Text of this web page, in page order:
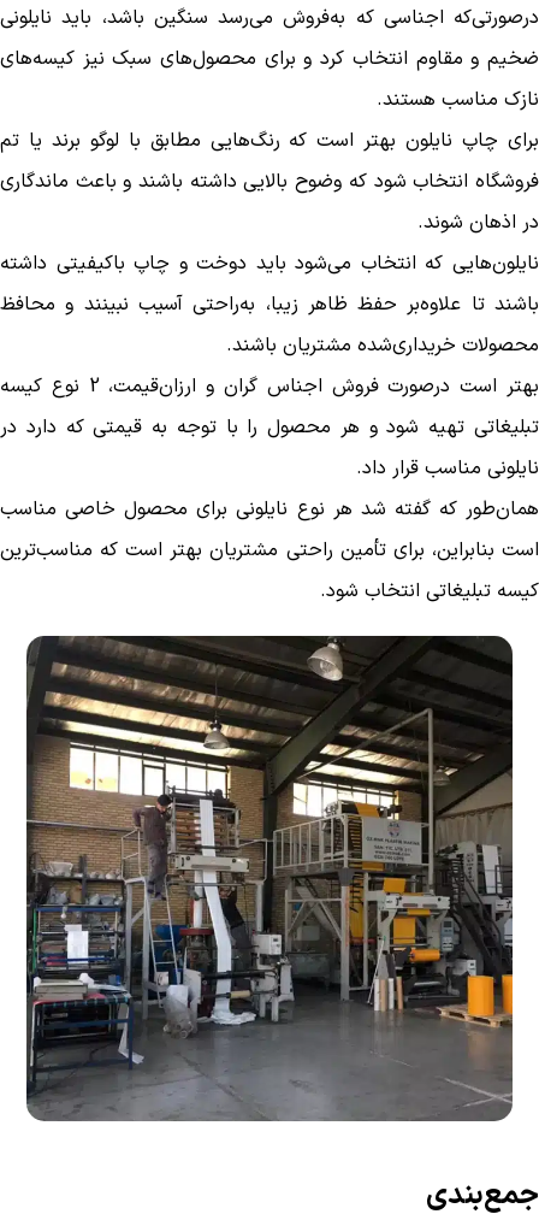
درصورتی‌که اجناسی که به‌فروش می‌رسد سنگین باشد، باید نایلونی
ضخیم و مقاوم انتخاب کرد و برای محصول‌های سبک نیز کیسه‌های
نازک مناسب هستند.
برای چاپ نایلون بهتر است که رنگ‌هایی مطابق با لوگو برند یا تم
فروشگاه انتخاب شود که وضوح بالایی داشته باشند و باعث ماندگاری
در اذهان شوند.
نایلون‌هایی که انتخاب می‌شود باید دوخت و چاپ باکیفیتی داشته
باشند تا علاوه‌بر حفظ ظاهر زیبا، به‌راحتی آسیب نبینند و محافظ
محصولات خریداری‌شده مشتریان باشند‌.
بهتر است درصورت فروش اجناس گران و ارزان‌قیمت، 2 نوع کیسه
تبلیغاتی تهیه شود و هر محصول را با توجه به قیمتی که دارد در
نایلونی مناسب قرار داد.
همان‌طور که گفته شد هر نوع نایلونی برای محصول خاصی مناسب
است بنابراین، برای تأمین راحتی مشتریان بهتر است که مناسب‌ترین
کیسه‌ تبلیغاتی انتخاب شود.
جمع‌بندی